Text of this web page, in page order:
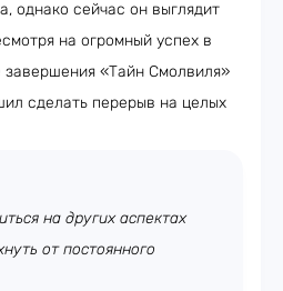
однако сейчас он выглядит
на огромный успех в
«Тайн Смолвиля»
сделать перерыв на целых
на других аспектах
от постоянного